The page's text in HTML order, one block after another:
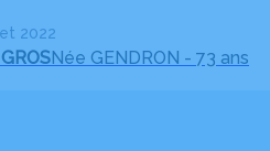
2022
Née GENDRON - 73 ans